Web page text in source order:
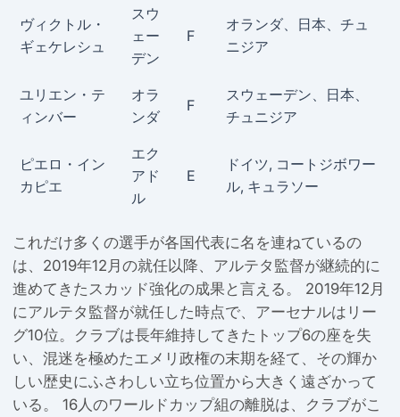
ヴィクトル・
ギェケレシュ
スウ
ェー
デン
F
オランダ、日本、チュ
ニジア
ユリエン・テ
ィンバー
オラ
ンダ
F
スウェーデン、日本、
チュニジア
ピエロ・イン
カピエ
エク
アド
ル
E
ドイツ, コートジボワー
ル, キュラソー
これだけ多くの選手が各国代表に名を連ねているの
は、2019年12月の就任以降、アルテタ監督が継続的に
進めてきたスカッド強化の成果と言える。 2019年12月
にアルテタ監督が就任した時点で、アーセナルはリー
グ10位。クラブは長年維持してきたトップ6の座を失
い、混迷を極めたエメリ政権の末期を経て、その輝か
しい歴史にふさわしい立ち位置から大きく遠ざかって
いる。 16人のワールドカップ組の離脱は、クラブがこ